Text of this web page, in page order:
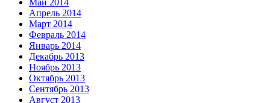
Май 2014
Апрель 2014
Март 2014
Февраль 2014
Январь 2014
Декабрь 2013
Ноябрь 2013
Октябрь 2013
Сентябрь 2013
Август 2013